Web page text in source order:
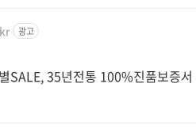
광고
SALE, 35년전통 100%진품보증